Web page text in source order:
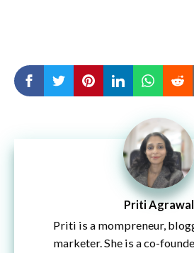
Priti Agrawal
Priti is a mompreneur,
marketer. She is a co-